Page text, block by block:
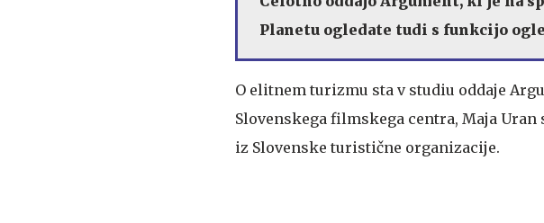
Planetu ogledate tudi s funkcijo
O elitnem turizmu sta v studiu oddaje
Slovenskega filmskega centra, Maja
iz Slovenske turistične organizacije.